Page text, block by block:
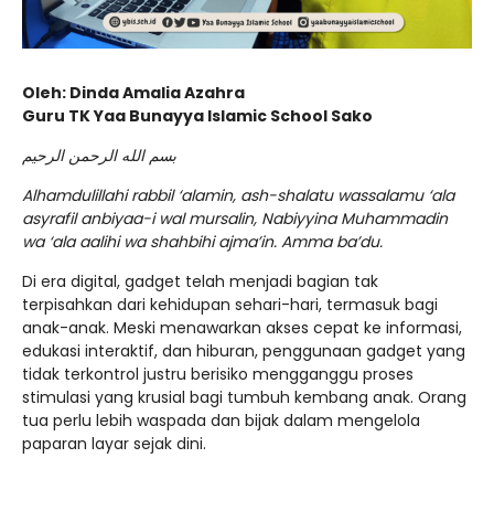
Oleh: Dinda Amalia Azahra
Guru TK Yaa Bunayya Islamic School Sako
بسم الله الرحمن الرحيم
Alhamdulillahi rabbil ‘alamin, ash-shalatu wassalamu ‘ala
asyrafil anbiyaa-i wal mursalin, Nabiyyina Muhammadin
wa ‘ala aalihi wa shahbihi ajma’in. Amma ba’du.
Di era digital, gadget telah menjadi bagian tak
terpisahkan dari kehidupan sehari-hari, termasuk bagi
anak-anak. Meski menawarkan akses cepat ke informasi,
edukasi interaktif, dan hiburan, penggunaan gadget yang
tidak terkontrol justru berisiko mengganggu proses
stimulasi yang krusial bagi tumbuh kembang anak. Orang
tua perlu lebih waspada dan bijak dalam mengelola
paparan layar sejak dini.